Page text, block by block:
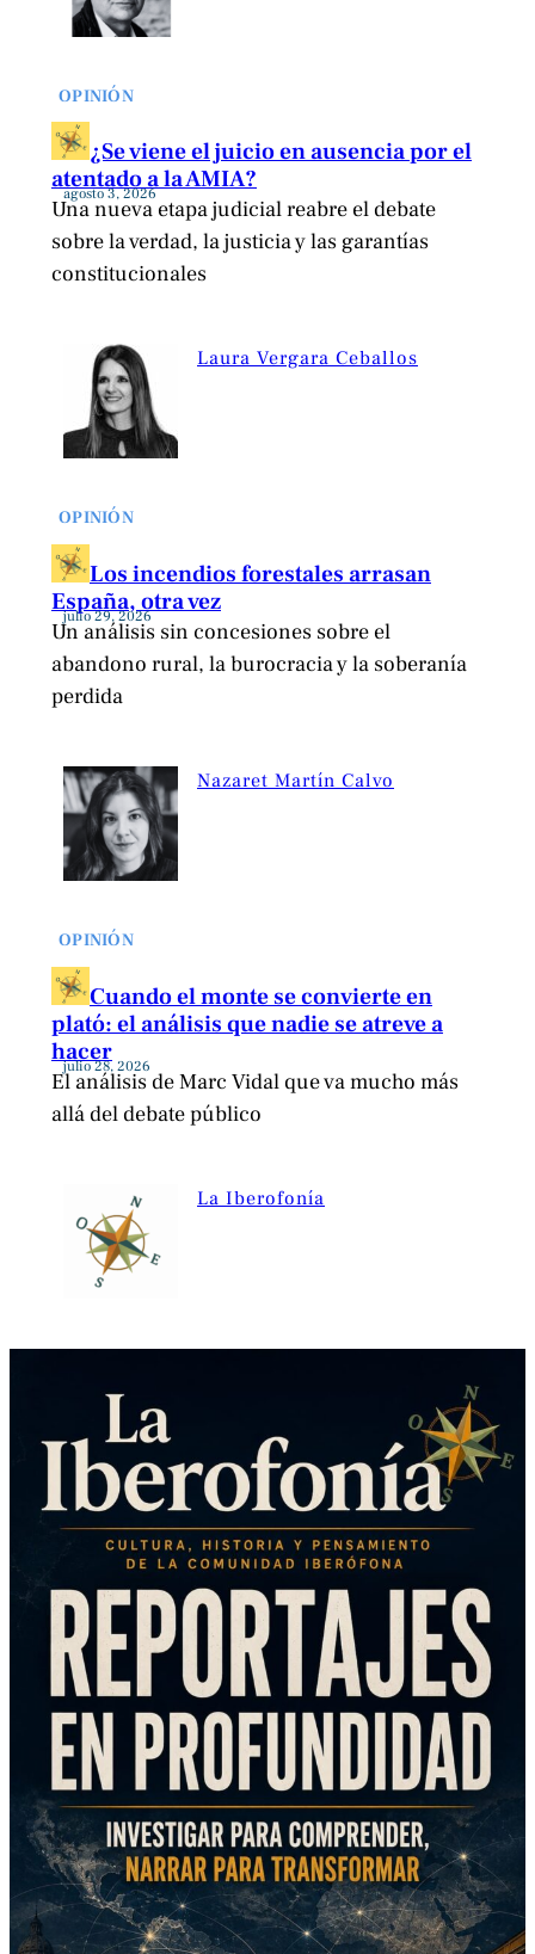
OPINIÓN
¿Se viene el juicio en ausencia por el
atentado a la AMIA?
agosto 3, 2026
Una nueva etapa judicial reabre el debate
sobre la verdad, la justicia y las garantías
constitucionales
Laura Vergara Ceballos
OPINIÓN
Los incendios forestales arrasan
España, otra vez
julio 29, 2026
Un análisis sin concesiones sobre el
abandono rural, la burocracia y la soberanía
perdida
Nazaret Martín Calvo
OPINIÓN
Cuando el monte se convierte en
plató: el análisis que nadie se atreve a
hacer
julio 28, 2026
El análisis de Marc Vidal que va mucho más
allá del debate público
La Iberofonía